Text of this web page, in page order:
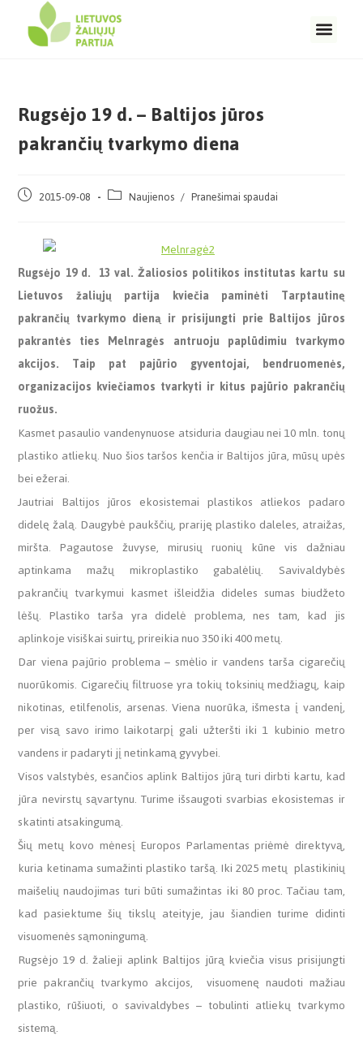
Rugsėjo 19 d. – Baltijos jūros
pakrančių tvarkymo diena
2015-09-08 Naujienos / Pranešimai spaudai
Rugsėjo 19 d. 13 val. Žaliosios politikos institutas kartu su
Lietuvos žaliųjų partija kviečia paminėti Tarptautinę
pakrančių tvarkymo dieną ir prisijungti prie Baltijos jūros
pakrantės ties Melnragės antruoju paplūdimiu tvarkymo
akcijos. Taip pat pajūrio gyventojai, bendruomenės,
organizacijos kviečiamos tvarkyti ir kitus pajūrio pakrančių
ruožus.
Kasmet pasaulio vandenynuose atsiduria daugiau nei 10 mln. tonų
plastiko atliekų. Nuo šios taršos kenčia ir Baltijos jūra, mūsų upės
bei ežerai.
Jautriai Baltijos jūros ekosistemai plastikos atliekos padaro
didelę žalą. Daugybė paukščių, prariję plastiko daleles, atraižas,
miršta. Pagautose žuvyse, mirusių ruonių kūne vis dažniau
aptinkama mažų mikroplastiko gabalėlių. Savivaldybės
pakrančių tvarkymui kasmet išleidžia dideles sumas biudžeto
lėšų. Plastiko tarša yra didelė problema, nes tam, kad jis
aplinkoje visiškai suirtų, prireikia nuo 350 iki 400 metų.
Dar viena pajūrio problema – smėlio ir vandens tarša cigarečių
nuorūkomis. Cigarečių filtruose yra tokių toksinių medžiagų, kaip
nikotinas, etilfenolis, arsenas. Viena nuorūka, išmesta į vandenį,
per visą savo irimo laikotarpį gali užteršti iki 1 kubinio metro
vandens ir padaryti jį netinkamą gyvybei.
Visos valstybės, esančios aplink Baltijos jūrą turi dirbti kartu, kad
jūra nevirstų sąvartynu. Turime išsaugoti svarbias ekosistemas ir
skatinti atsakingumą.
Šių metų kovo mėnesį Europos Parlamentas priėmė direktyvą,
kuria ketinama sumažinti plastiko taršą. Iki 2025 metų plastikinių
maišelių naudojimas turi būti sumažintas iki 80 proc. Tačiau tam,
kad pasiektume šių tikslų ateityje, jau šiandien turime didinti
visuomenės sąmoningumą.
Rugsėjo 19 d. žalieji aplink Baltijos jūrą kviečia visus prisijungti
prie pakrančių tvarkymo akcijos, visuomenę naudoti mažiau
plastiko, rūšiuoti, o savivaldybes – tobulinti atliekų tvarkymo
sistemą.